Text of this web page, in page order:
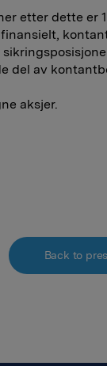
etter dette er
del av
aksjer.
Back to